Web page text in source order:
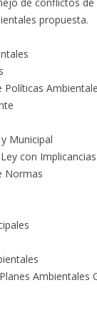
propuesta.
Políticas
Municipal
con
Normas
Ambientales